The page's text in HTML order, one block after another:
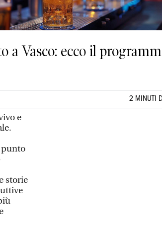
a Vasco: ecco il
2 MINUTI
e
punto
storie